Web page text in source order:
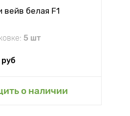
вейв белая F1
5 шт
руб
о наличии